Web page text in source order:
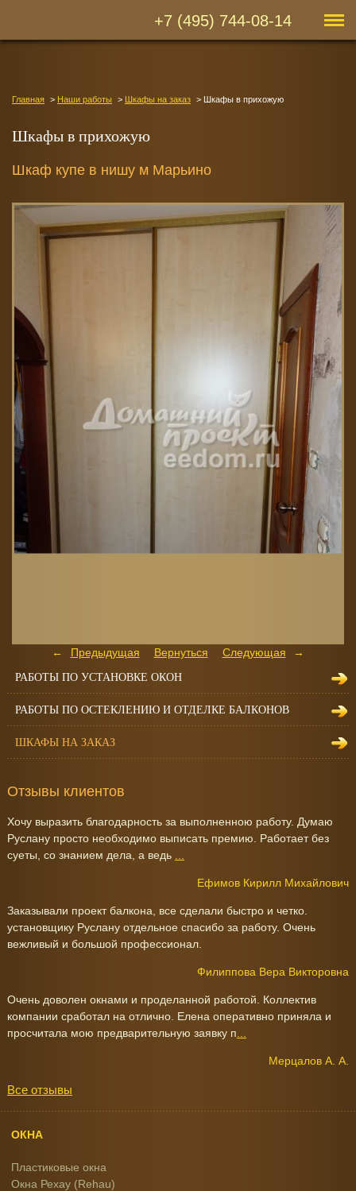
+7 (495) 744-08-14
Главная Наши работы Шкафы на заказ Шкафы в прихожую
Шкафы в прихожую
Шкаф купе в нишу м Марьино
Предыдущая Вернуться Следующая
РАБОТЫ ПО УСТАНОВКЕ ОКОН
РАБОТЫ ПО ОСТЕКЛЕНИЮ И ОТДЕЛКЕ БАЛКОНОВ
ШКАФЫ НА ЗАКАЗ
Отзывы клиентов
Хочу выразить благодарность за выполненною работу. Думаю
Руслану просто необходимо выписать премию. Работает без
суеты, со знанием дела, а ведь
Ефимов Кирилл Михайлович
Заказывали проект балкона, все сделали быстро и четко.
установщику Руслану отдельное спасибо за работу. Очень
вежливый и большой профессионал.
Филиппова Вера Викторовна
Очень доволен окнами и проделанной работой. Коллектив
компании сработал на отлично. Елена оперативно приняла и
просчитала мою предварительную заявку п
Мерцалов А. А.
Все отзывы
ОКНА
Пластиковые окна
Окна Рехау (Rehau)